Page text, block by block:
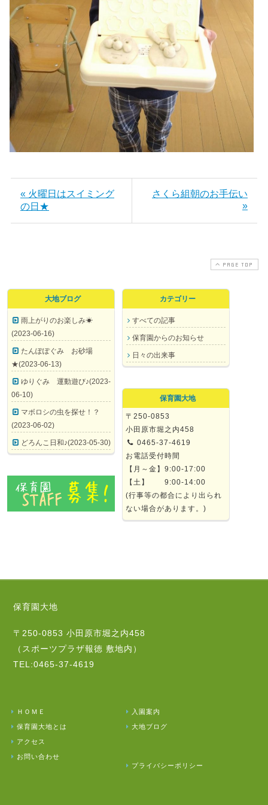
« 火曜日はスイミング
の日★
さくら組朝のお手伝い
»
PAGE TOP
大地ブログ
雨上がりのお楽しみ☀
(2023-06-16)
たんぽぽぐみ お砂場
★(2023-06-13)
ゆりぐみ 運動遊び♪(2023-
06-10)
マボロシの虫を探せ！？
(2023-06-02)
どろんこ日和♪(2023-05-30)
カテゴリー
すべての記事
保育園からのお知らせ
日々の出来事
保育園大地
〒250-0853
小田原市堀之内458
0465-37-4619
お電話受付時間
【月～金】9:00-17:00
【土】 9:00-14:00
(行事等の都合により出られ
ない場合があります。)
保育園大地
〒250-0853 小田原市堀之内458
（スポーツプラザ報徳 敷地内）
TEL:0465-37-4619
ＨＯＭＥ
保育園大地とは
アクセス
お問い合わせ
入園案内
大地ブログ
プライバシーポリシー